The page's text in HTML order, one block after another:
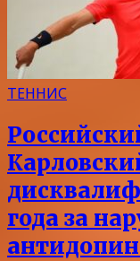
ТЕННИС
года за